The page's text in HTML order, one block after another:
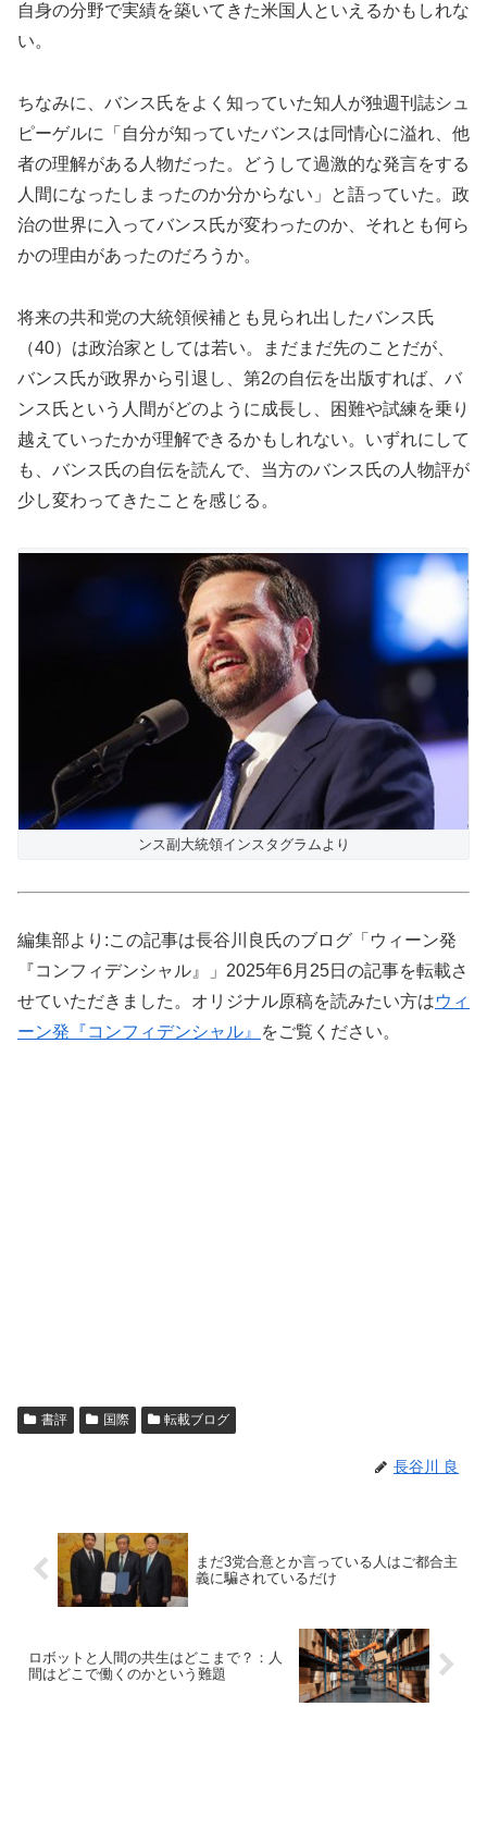
自身の分野で実績を築いてきた米国人といえるかもしれな
い。
ちなみに、バンス氏をよく知っていた知人が独週刊誌シュ
ピーゲルに「自分が知っていたバンスは同情心に溢れ、他
者の理解がある人物だった。どうして過激的な発言をする
人間になったしまったのか分からない」と語っていた。政
治の世界に入ってバンス氏が変わったのか、それとも何ら
かの理由があったのだろうか。
将来の共和党の大統領候補とも見られ出したバンス氏
（40）は政治家としては若い。まだまだ先のことだが、
バンス氏が政界から引退し、第2の自伝を出版すれば、バ
ンス氏という人間がどのように成長し、困難や試練を乗り
越えていったかが理解できるかもしれない。いずれにして
も、バンス氏の自伝を読んで、当方のバンス氏の人物評が
少し変わってきたことを感じる。
ンス副大統領インスタグラムより
編集部より:この記事は長谷川良氏のブログ「ウィーン発
『コンフィデンシャル』」2025年6月25日の記事を転載さ
せていただきました。オリジナル原稿を読みたい方はウィ
ーン発『コンフィデンシャル』
をご覧ください。
書評 国際 転載ブログ
長谷川 良
まだ3党合意とか言っている人はご都合主
義に騙されているだけ
ロボットと人間の共生はどこまで？：人
間はどこで働くのかという難題